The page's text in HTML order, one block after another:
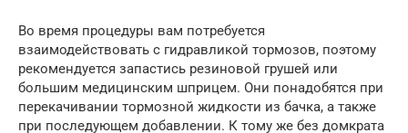
Во время процедуры вам потребуется
взаимодействовать с гидравликой тормозов, поэтому
рекомендуется запастись резиновой грушей или
большим медицинским шприцем. Они понадобятся при
перекачивании тормозной жидкости из бачка, а также
при последующем добавлении. К тому же без домкрата